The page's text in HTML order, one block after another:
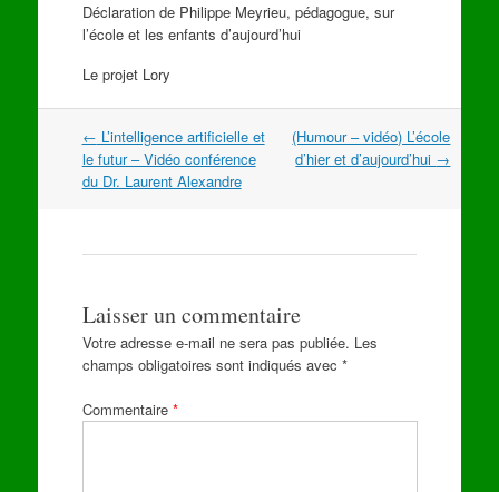
Déclaration de Philippe Meyrieu, pédagogue, sur
l’école et les enfants d’aujourd’hui
Le projet Lory
Navigation
dans
les
← L’intelligence artificielle et
le futur – Vidéo conférence
du Dr. Laurent Alexandre
(Humour – vidéo) L’école
d’hier et d’aujourd’hui →
Laisser un commentaire
Votre adresse e-mail ne sera pas publiée. Les
champs obligatoires sont indiqués avec *
Commentaire *